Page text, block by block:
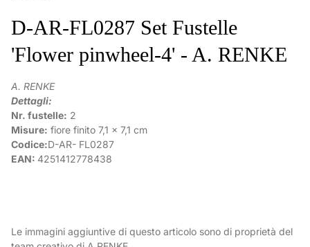
D-AR-FL0287 Set Fustelle
'Flower pinwheel-4' - A. RENKE
A. RENKE
Dettagli:
Nr. fustelle: 2
Misure: fiore finito 7,1 x 7,1 cm
Codice:D-AR- FL0287
EAN: 4251412778438
Le immagini aggiuntive di questo articolo sono di proprietà del